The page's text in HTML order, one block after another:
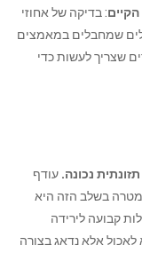
: בדיקה של אחוזי
שמחבלים במאמצים
שצריך לעשות כדי
נכונה. עודף
בשלב הזה היא
קבועה לירידה
אלא נדאג בצורה